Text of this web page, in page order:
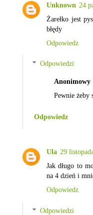
Unknown 24
Żarełko jest
błędy
Odpowiedz
Odpowiedzi
Anonimowy
Pewnie żeby
Odpowiedz
Ula 29
Jak długo to
na 4 dzień i
Odpowiedz
Odpowiedzi